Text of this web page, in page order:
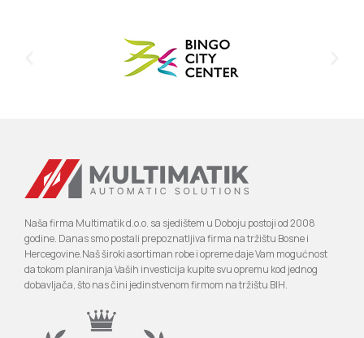
Naša firma Multimatik d.o.o. sa sjedištem u Doboju postoji od 2008
godine. Danas smo postali prepoznatljiva firma na tržištu Bosne i
Hercegovine.Naš široki asortiman robe i opreme daje Vam mogućnost
da tokom planiranja Vaših investicija kupite svu opremu kod jednog
dobavljača, što nas čini jedinstvenom firmom na tržištu BIH.